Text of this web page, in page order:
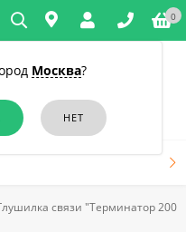
Москва?
0
диктофонов в Симферополе
связи "Терминатор 200"